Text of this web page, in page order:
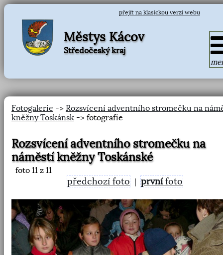
přejít na klasickou verzi webu
Městys Kácov
Středočeský kraj
Fotogalerie -> Rozsvícení adventního stromečku na
kněžny Toskánsk -> fotografie
Rozsvícení adventního stromečku na
náměstí kněžny Toskánské
foto 11 z 11
předchozí foto |prvnífoto